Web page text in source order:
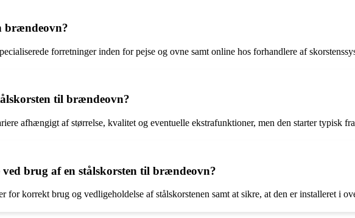
brændeovn?
forretninger inden for pejse og ovne samt online hos forhandlere af
til brændeovn?
afhængigt af størrelse, kvalitet og eventuelle ekstrafunktioner, men den starter typisk
brug af en stålskorsten til brændeovn?
for korrekt brug og vedligeholdelse af stålskorstenen samt at sikre, at den er installeret i